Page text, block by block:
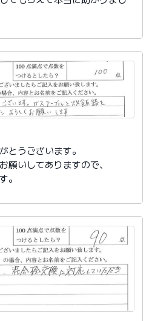
します。
とうございます。
願いしてありますので、
。